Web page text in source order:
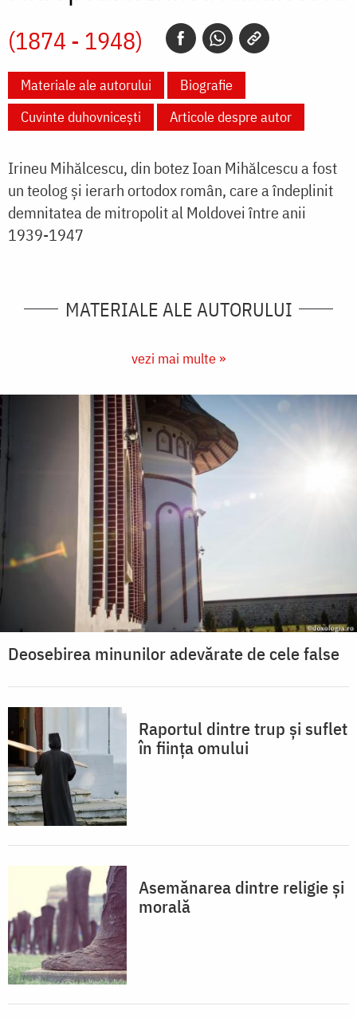
(1874 - 1948)
Materiale ale autorului
Biografie
Cuvinte duhovnicești
Articole despre autor
Irineu Mihălcescu, din botez Ioan Mihălcescu a fost
un teolog și ierarh ortodox român, care a îndeplinit
demnitatea de mitropolit al Moldovei între anii
1939-1947
MATERIALE ALE AUTORULUI
vezi mai multe »
Deosebirea minunilor adevărate de cele false
Raportul dintre trup și suflet
în ființa omului
Asemănarea dintre religie și
morală